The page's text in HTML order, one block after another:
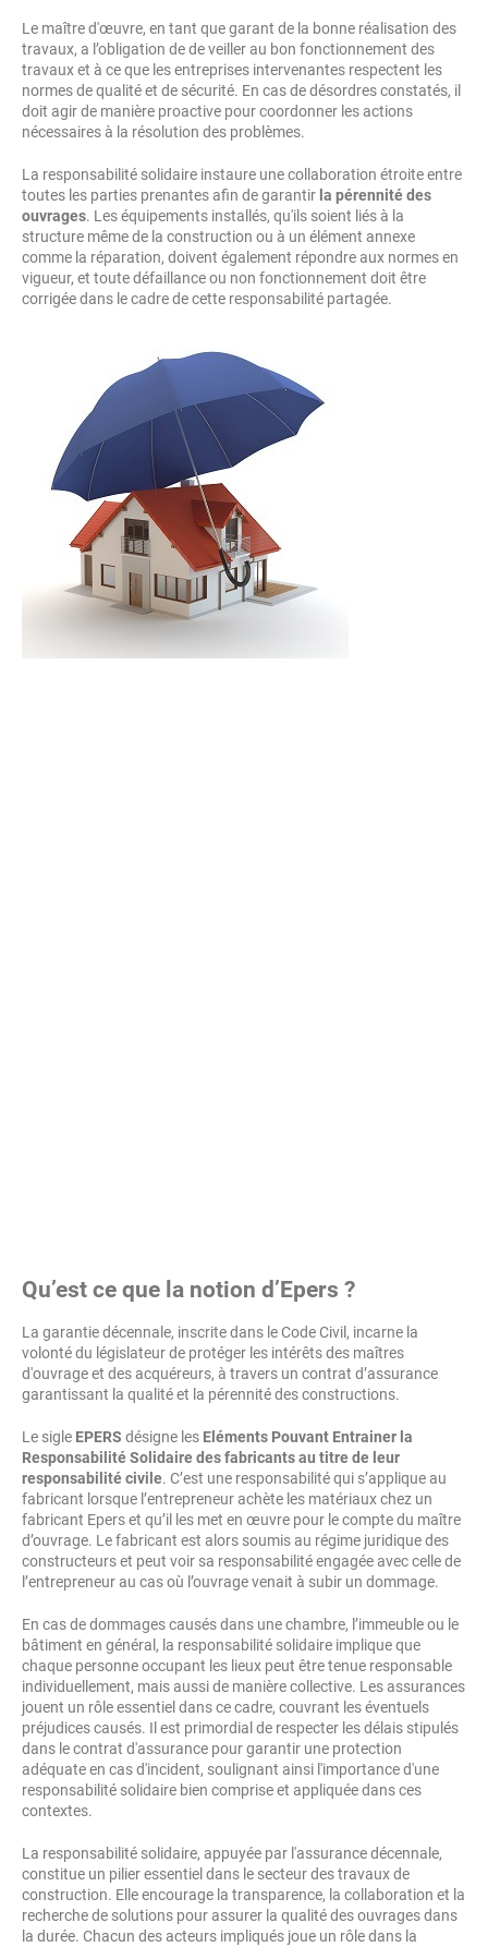
Le maître d'œuvre, en tant que garant de la bonne réalisation des
travaux, a l’obligation de de veiller au bon fonctionnement des
travaux et à ce que les entreprises intervenantes respectent les
normes de qualité et de sécurité. En cas de désordres constatés, il
doit agir de manière proactive pour coordonner les actions
nécessaires à la résolution des problèmes.
La responsabilité solidaire instaure une collaboration étroite entre
toutes les parties prenantes afin de garantir la pérennité des
ouvrages. Les équipements installés, qu'ils soient liés à la
structure même de la construction ou à un élément annexe
comme la réparation, doivent également répondre aux normes en
vigueur, et toute défaillance ou non fonctionnement doit être
corrigée dans le cadre de cette responsabilité partagée.
Qu’est ce que la notion d’Epers ?
La garantie décennale, inscrite dans le Code Civil, incarne la
volonté du législateur de protéger les intérêts des maîtres
d'ouvrage et des acquéreurs, à travers un contrat d’assurance
garantissant la qualité et la pérennité des constructions.
Le sigle EPERS désigne les Eléments Pouvant Entrainer la
Responsabilité Solidaire des fabricants au titre de leur
responsabilité civile. C’est une responsabilité qui s’applique au
fabricant lorsque l’entrepreneur achète les matériaux chez un
fabricant Epers et qu’il les met en œuvre pour le compte du maître
d’ouvrage. Le fabricant est alors soumis au régime juridique des
constructeurs et peut voir sa responsabilité engagée avec celle de
l’entrepreneur au cas où l’ouvrage venait à subir un dommage.
En cas de dommages causés dans une chambre, l’immeuble ou le
bâtiment en général, la responsabilité solidaire implique que
chaque personne occupant les lieux peut être tenue responsable
individuellement, mais aussi de manière collective. Les assurances
jouent un rôle essentiel dans ce cadre, couvrant les éventuels
préjudices causés. Il est primordial de respecter les délais stipulés
dans le contrat d'assurance pour garantir une protection
adéquate en cas d'incident, soulignant ainsi l'importance d'une
responsabilité solidaire bien comprise et appliquée dans ces
contextes.
La responsabilité solidaire, appuyée par l'assurance décennale,
constitue un pilier essentiel dans le secteur des travaux de
construction. Elle encourage la transparence, la collaboration et la
recherche de solutions pour assurer la qualité des ouvrages dans
la durée. Chacun des acteurs impliqués joue un rôle dans la